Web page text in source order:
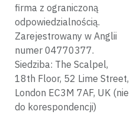
firma z ograniczoną
odpowiedzialnością.
Zarejestrowany w Anglii
numer 04770377.
Siedziba: The Scalpel,
18th Floor, 52 Lime Street,
London EC3M 7AF, UK (nie
do korespondencji)